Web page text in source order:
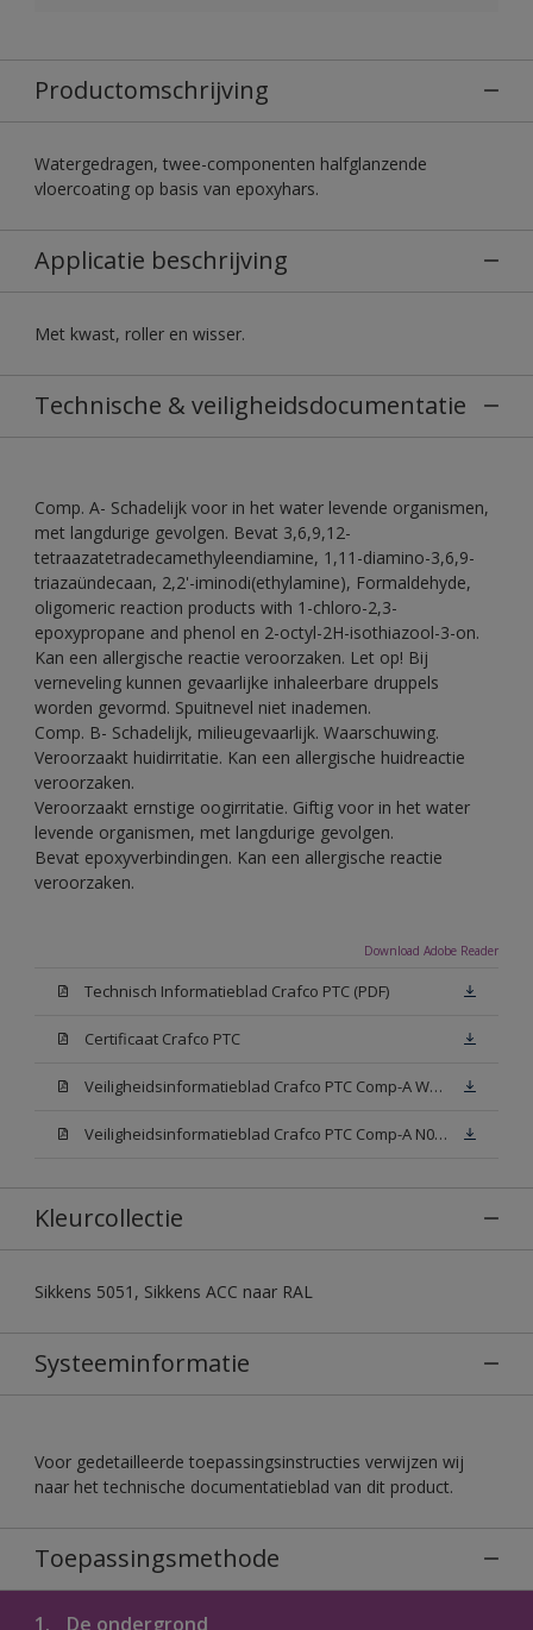
Productomschrijving
Watergedragen, twee-componenten halfglanzende
vloercoating op basis van epoxyhars.
Applicatie beschrijving
Met kwast, roller en wisser.
Technische & veiligheidsdocumentatie
Comp. A- Schadelijk voor in het water levende organismen,
met langdurige gevolgen. Bevat 3,6,9,12-
tetraazatetradecamethyleendiamine, 1,11-diamino-3,6,9-
triazaündecaan, 2,2'-iminodi(ethylamine), Formaldehyde,
oligomeric reaction products with 1-chloro-2,3-
epoxypropane and phenol en 2-octyl-2H-isothiazool-3-on.
Kan een allergische reactie veroorzaken. Let op! Bij
verneveling kunnen gevaarlijke inhaleerbare druppels
worden gevormd. Spuitnevel niet inademen.
Comp. B- Schadelijk, milieugevaarlijk. Waarschuwing.
Veroorzaakt huidirritatie. Kan een allergische huidreactie
veroorzaken.
Veroorzaakt ernstige oogirritatie. Giftig voor in het water
levende organismen, met langdurige gevolgen.
Bevat epoxyverbindingen. Kan een allergische reactie
veroorzaken.
Download Adobe Reader
Technisch Informatieblad Crafco PTC (PDF)
Certificaat Crafco PTC
Veiligheidsinformatieblad Crafco PTC Comp-A W05 (MSDS)
Veiligheidsinformatieblad Crafco PTC Comp-A N00 (MSDS)
Kleurcollectie
Sikkens 5051, Sikkens ACC naar RAL
Systeeminformatie
Voor gedetailleerde toepassingsinstructies verwijzen wij
naar het technische documentatieblad van dit product.
Toepassingsmethode
1. De ondergrond